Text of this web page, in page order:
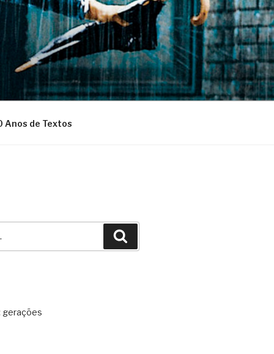
Anos de Textos
gerações